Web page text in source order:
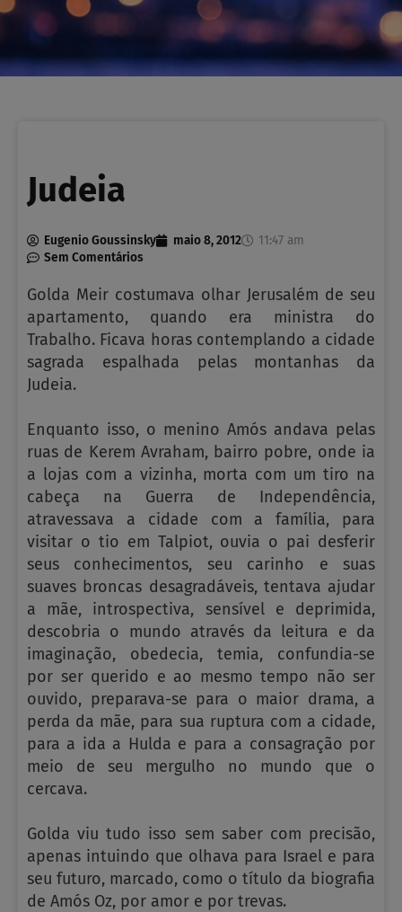
Judeia
Eugenio Goussinsky maio 8, 2012
11:47 am
Sem Comentários
Golda Meir costumava olhar Jerusalém de seu
apartamento, quando era ministra do
Trabalho. Ficava horas contemplando a cidade
sagrada espalhada pelas montanhas da
Judeia.
Enquanto isso, o menino Amós andava pelas
ruas de Kerem Avraham, bairro pobre, onde ia
a lojas com a vizinha, morta com um tiro na
cabeça na Guerra de Independência,
atravessava a cidade com a família, para
visitar o tio em Talpiot, ouvia o pai desferir
seus conhecimentos, seu carinho e suas
suaves broncas desagradáveis, tentava ajudar
a mãe, introspectiva, sensível e deprimida,
descobria o mundo através da leitura e da
imaginação, obedecia, temia, confundia-se
por ser querido e ao mesmo tempo não ser
ouvido, preparava-se para o maior drama, a
perda da mãe, para sua ruptura com a cidade,
para a ida a Hulda e para a consagração por
meio de seu mergulho no mundo que o
cercava.
Golda viu tudo isso sem saber com precisão,
apenas intuindo que olhava para Israel e para
seu futuro, marcado, como o título da biografia
de Amós Oz, por amor e por trevas.